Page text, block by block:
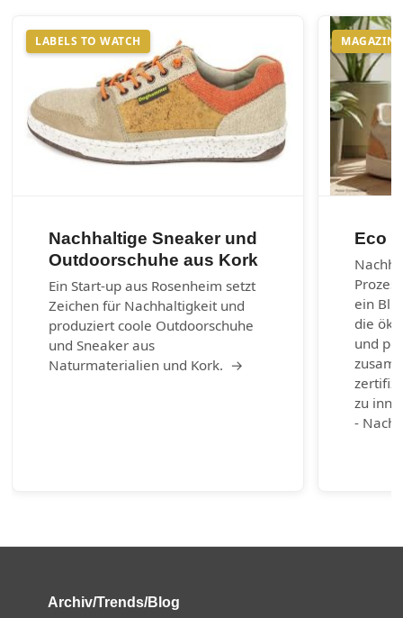
LABELS TO WATCH
Nachhaltige Sneaker und
Outdoorschuhe aus Kork
Ein Start-up aus Rosenheim setzt
Zeichen für Nachhaltigkeit und
produziert coole Outdoorschuhe
und Sneaker aus
Naturmaterialien und Kork. →
MAGAZIN
Eco
ein
die
und
zu
-
Archiv/Trends/Blog